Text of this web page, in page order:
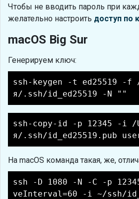
Чтобы не вводить пароль при
желательно настроить доступ по
macOS Big Sur
Генерируем ключ:
ssh-keygen -t ed25519 -f /
я/.ssh/id_ed25519 -N ""
ssh-copy-id -p 12345 -i /
я/.ssh/id_ed25519.pub
На macOS команда такая, же,
ssh -D 1080 -N -C -p
veInterval=60 -i ~/ssh/